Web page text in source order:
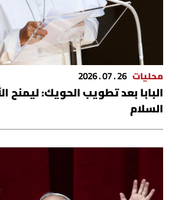
سجالات
صحّة وصحن
الرياضة
منوّعات
للتاريخ
محليات 26 . 07 . 2026
البابا بعد تطويب الحويك: ليمنح
السلام